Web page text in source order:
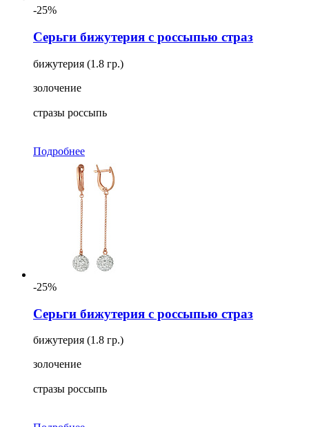
-25%
Серьги бижутерия с россыпью страз
бижутерия (1.8 гр.)
золочение
стразы россыпь
Подробнее
-25%
Серьги бижутерия с россыпью страз
бижутерия (1.8 гр.)
золочение
стразы россыпь